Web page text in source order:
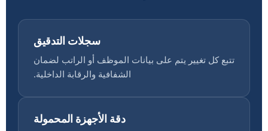
سجلات التدقيق
تتبع كل تغيير يتم على بيانات الموظف أو الراتب لضمان
الشفافية والرقابة الداخلية.
دقة الأجهزة المحمولة